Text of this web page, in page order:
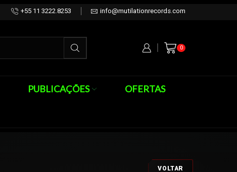
+55 11 3222.8253 info@mutilationrecords.com
0
PUBLICAÇÕES OFERTAS
VOLTAR